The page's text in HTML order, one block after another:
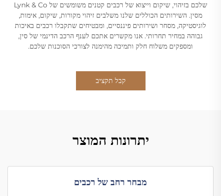
שלכם בזיהוי, שיקום וייצוא של רכבים קטנים משומשים של Lynk & Co
מסין. השירותים הכוללים שלנו משלבים זיהוי מקורות, שיקום, אימות,
לוגיסטיקה, מסחר ושירותים פיננסיים, ומבטיחים שתקבלו רכבים באיכות
גבוהה במחיר תחרותי. אנו מקשרים אתכם לענף הרכב הדינמי של סין,
ומספקים משלוח חלק ותמיכה מהימנה לצורכי הסוכנות שלכם.
קבל תקציב
יתרונות המוצר
מבחר רחב של רכבים